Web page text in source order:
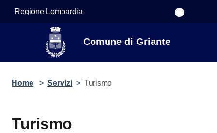
Regione Lombardia
Comune di Griante
Home > Servizi > Turismo
Turismo